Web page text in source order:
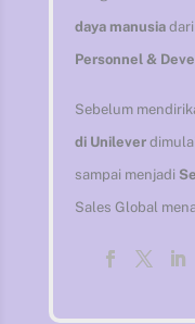
daya manusiadari
Personnel &
Sebelum
di Unilever
sampai menjadi
Sales Global